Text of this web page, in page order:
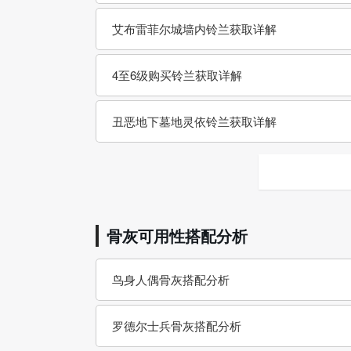
艾布雷菲尔城墙内铃兰获取详解
4至6级购买铃兰获取详解
丑恶地下墓地灵依铃兰获取详解
骨灰可用性搭配分析
鸟身人偶骨灰搭配分析
罗德尔士兵骨灰搭配分析